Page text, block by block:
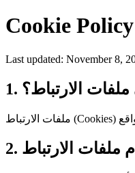
Cookie Policy
Last updated: November 8,
ملفات الارتباط؟
ملفات الارتباط